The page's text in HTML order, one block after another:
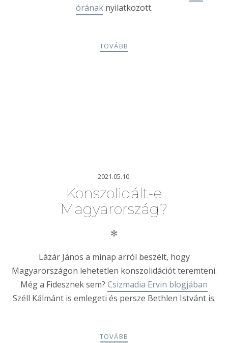
óránaknyilatkozott.
TOVÁBB
2021.05.10.
Konszolidált-e
Magyarország?
✻
Lázár János a minap arról beszélt, hogy
Magyarországon lehetetlen konszolidációt teremteni.
Még a Fidesznek sem? Csizmadia Ervin blogjában
Széll Kálmánt is emlegeti és persze Bethlen Istvánt is.
TOVÁBB